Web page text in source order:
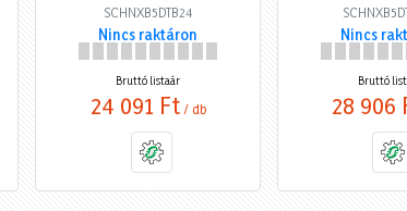
SCHNXB5DTB24
Nincs raktáron
Bruttó listaár
24 091 Ft / db
Nincs
Bruttó
28 906